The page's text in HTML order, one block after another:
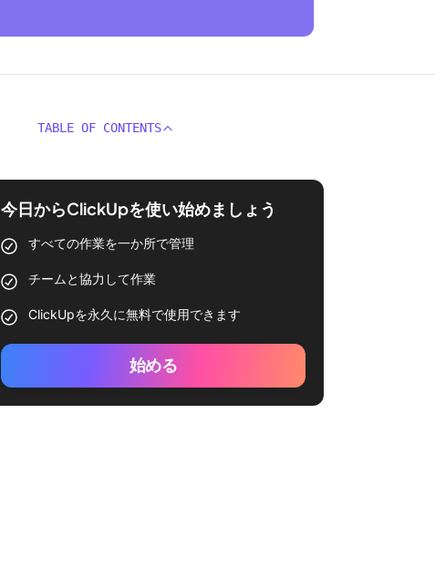
TABLE OF CONTENTS
今日からClickUpを使い始めましょう
すべての作業を一か所で管理
チームと協力して作業
ClickUpを永久に無料で使用できます
始める